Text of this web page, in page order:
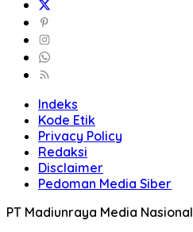
Indeks
Kode Etik
Privacy Policy
Redaksi
Disclaimer
Pedoman Media Siber
PT Madiunraya Media Nasional